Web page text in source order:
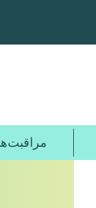
محتوای